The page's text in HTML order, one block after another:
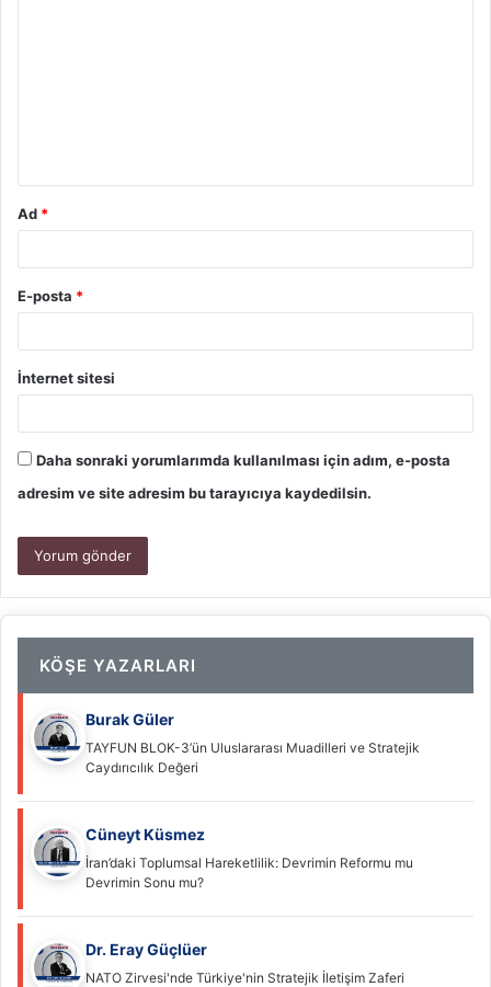
Ad *
E-posta *
İnternet sitesi
Daha sonraki yorumlarımda kullanılması için adım, e-posta
adresim ve site adresim bu tarayıcıya kaydedilsin.
KÖŞE YAZARLARI
Burak Güler
TAYFUN BLOK-3’ün Uluslararası Muadilleri ve Stratejik
Caydırıcılık Değeri
Cüneyt Küsmez
İran’daki Toplumsal Hareketlilik: Devrimin Reformu mu
Devrimin Sonu mu?
Dr. Eray Güçlüer
NATO Zirvesi'nde Türkiye'nin Stratejik İletişim Zaferi